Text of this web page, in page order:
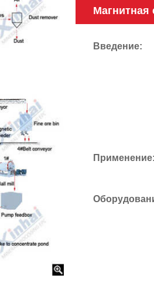
Магнитная
Введение:
Применение: